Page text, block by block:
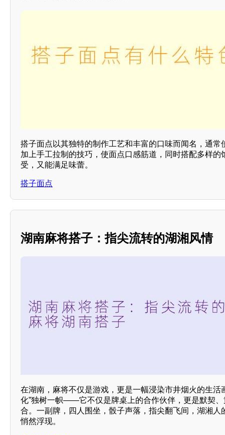
搭子面点以其独特的制作工艺和丰富的口味而闻名，通常
加上手工拉制的技巧，使面点口感筋道，同时搭配多样的
受，又能满足味蕾。
搭子面点
湖南麻将搭子：指尖流转的湖湘风情
在湖南，麻将不仅是游戏，更是一幅浸染市井烟火的生活
化”独树一帜——它不仅是牌桌上的合作伙伴，更是默契
合。一副牌，四人围坐，骰子声落，指尖翻飞间，湖湘人
悄然浮现。